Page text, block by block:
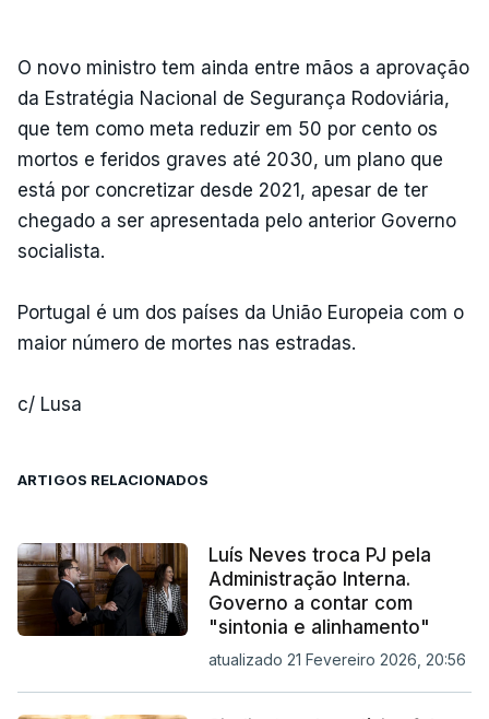
O novo ministro tem ainda entre mãos a aprovação
da Estratégia Nacional de Segurança Rodoviária,
que tem como meta reduzir em 50 por cento os
mortos e feridos graves até 2030, um plano que
está por concretizar desde 2021, apesar de ter
chegado a ser apresentada pelo anterior Governo
socialista.
Portugal é um dos países da União Europeia com o
maior número de mortes nas estradas.
c/ Lusa
ARTIGOS RELACIONADOS
Luís Neves troca PJ pela
Administração Interna.
Governo a contar com
"sintonia e alinhamento"
atualizado 21 Fevereiro 2026, 20:56